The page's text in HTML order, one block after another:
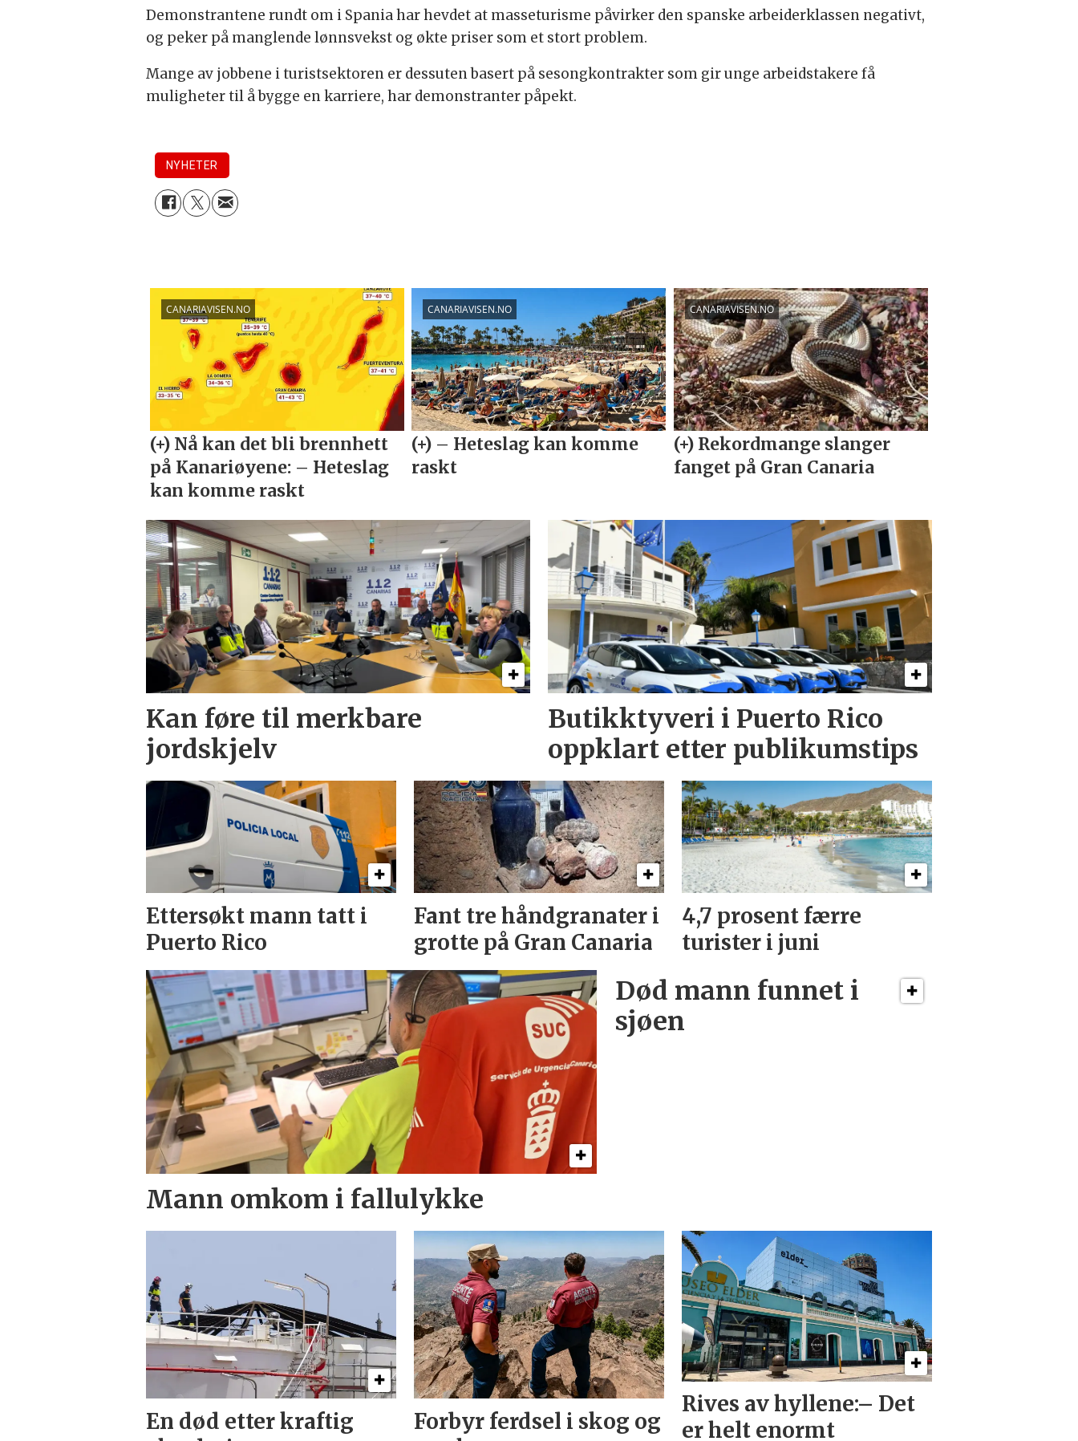
Demonstrantene rundt om i Spania har hevdet at masseturisme påvirker den spanske arbeiderklassen negativt,
og peker på manglende lønnsvekst og økte priser som et stort problem.
Mange av jobbene i turistsektoren er dessuten basert på sesongkontrakter som gir unge arbeidstakere få
muligheter til å bygge en karriere, har demonstranter påpekt.
NYHETER
Kan føre til merkbare
jordskjelv
Butikktyveri i Puerto Rico
oppklart etter publikumstips
Ettersøkt mann tatt i
Puerto Rico
Fant tre håndgranater i
grotte på Gran Canaria
4,7 prosent færre
turister i juni
Mann omkom i fallulykke
Død mann funnet i
sjøen
En død etter kraftig
Forbyr ferdsel i skog og
Rives av hyllene:– Det
er helt enormt